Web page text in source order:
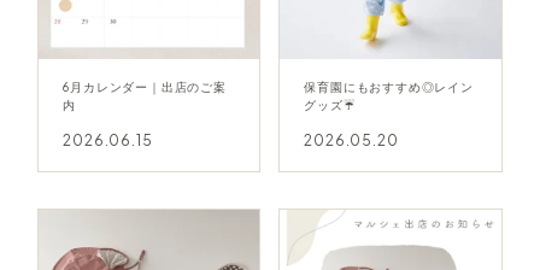
6月カレンダー｜出店のご案
内
2026.06.15
保育園にもおすすめ◎レイン
グッズ☔
2026.05.20